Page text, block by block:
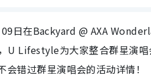
日在Backyard @ AXA
U Lifestyle为大家整合群星演
错过群星演唱会的活动详情！